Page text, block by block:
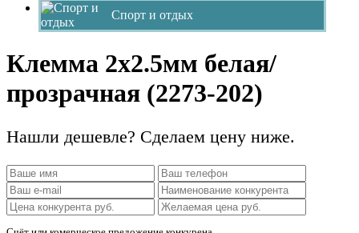
Спорт и отдых
Клемма 2x2.5мм белая/
прозрачная (2273-202)
Нашли дешевле? Сделаем цену ниже.